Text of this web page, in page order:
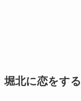
堀北に恋をする